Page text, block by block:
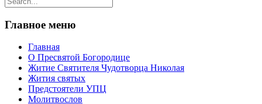
Главное меню
Главная
О Пресвятой Богородице
Житие Святителя Чудотворца Николая
Жития святых
Предстоятели УПЦ
Молитвослов